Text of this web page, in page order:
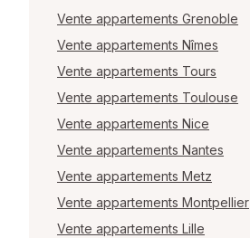
Vente appartements Grenoble
Vente appartements Nîmes
Vente appartements Tours
Vente appartements Toulouse
Vente appartements Nice
Vente appartements Nantes
Vente appartements Metz
Vente appartements Montpellier
Vente appartements Lille